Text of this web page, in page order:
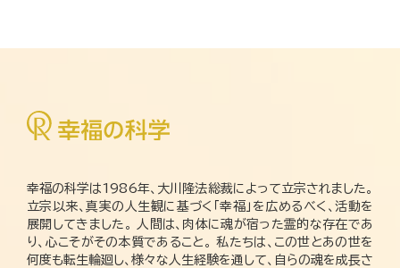
幸福の科学は1986年、大川隆法総裁によって立宗されました。
立宗以来、真実の人生観に基づく「幸福」を広めるべく、活動を
展開してきました。 人間は、肉体に魂が宿った霊的な存在であ
り、心こそがその本質であること。 私たちは、この世とあの世を
何度も転生輪廻し、様々な人生経験を通して、自らの魂を成長さ